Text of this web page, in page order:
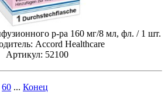
р-ра 160 мг/8 мл, фл. / 1 шт.
Accord Healthcare
Артикул: 52100
60 ... Конец